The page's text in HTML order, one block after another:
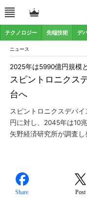
テクノロジー 先端技術 デ
ニュース
スピントロニクス
台へ
2025年は5990億円規模
スピントロニクスデバ
円に対し、2045年は10
矢野経済研究所が調査し
Share Post